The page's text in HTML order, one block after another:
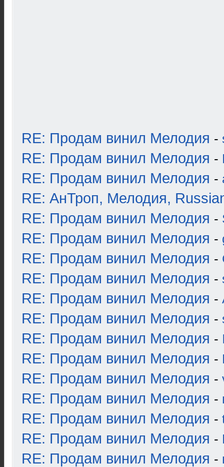
RE: Продам винил Мелодия -
RE: Продам винил Мелодия -
RE: Продам винил Мелодия -
RE: АнТроп, Мелодия,
RE: Продам винил Мелодия -
RE: Продам винил Мелодия -
RE: Продам винил Мелодия -
RE: Продам винил Мелодия -
RE: Продам винил Мелодия -
RE: Продам винил Мелодия -
RE: Продам винил Мелодия -
RE: Продам винил Мелодия -
RE: Продам винил Мелодия -
RE: Продам винил Мелодия -
RE: Продам винил Мелодия -
RE: Продам винил Мелодия -
RE: Продам винил Мелодия -